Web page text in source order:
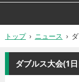
トップ › ニュース ›
ダブルス大会(1